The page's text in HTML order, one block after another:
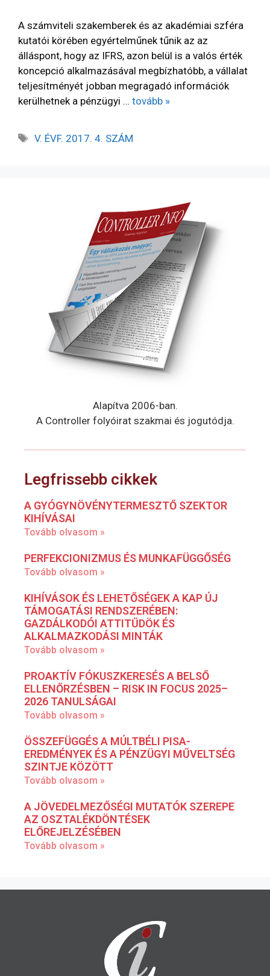
A számviteli szakemberek és az akadémiai szféra
kutatói körében egyértelműnek tűnik az az
álláspont, hogy az IFRS, azon belül is a valós érték
koncepció alkalmazásával megbízhatóbb, a vállalat
teljesítményét jobban megragadó információk
kerülhetnek a pénzügyi … tovább »
V. ÉVF. 2017. 4. SZÁM
Alapítva 2006-ban.
A Controller folyóirat szakmai és jogutódja.
Legfrissebb cikkek
A GYÓGYNÖVÉNYTERMESZTŐ SZEKTOR
KIHÍVÁSAI
Tovább olvasom »
PERFEKCIONIZMUS ÉS MUNKAFÜGGŐSÉG
Tovább olvasom »
KIHÍVÁSOK ÉS LEHETŐSÉGEK A KAP ÚJ
TÁMOGATÁSI RENDSZERÉBEN:
GAZDÁLKODÓI ATTITŰDÖK ÉS
ALKALMAZKODÁSI MINTÁK
Tovább olvasom »
PROAKTÍV FÓKUSZKERESÉS A BELSŐ
ELLENŐRZÉSBEN – RISK IN FOCUS 2025–
2026 TANULSÁGAI
Tovább olvasom »
ÖSSZEFÜGGÉS A MÚLTBÉLI PISA-
EREDMÉNYEK ÉS A PÉNZÜGYI MŰVELTSÉG
SZINTJE KÖZÖTT
Tovább olvasom »
A JÖVEDELMEZŐSÉGI MUTATÓK SZEREPE
AZ OSZTALÉKDÖNTÉSEK
ELŐREJELZÉSÉBEN
Tovább olvasom »